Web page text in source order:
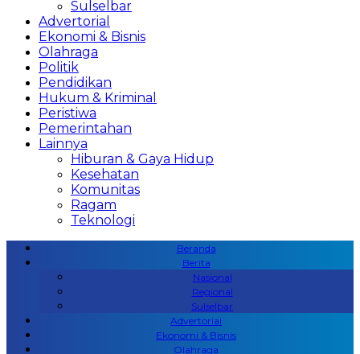
Sulselbar
Advertorial
Ekonomi & Bisnis
Olahraga
Politik
Pendidikan
Hukum & Kriminal
Peristiwa
Pemerintahan
Lainnya
Hiburan & Gaya Hidup
Kesehatan
Komunitas
Ragam
Teknologi
Beranda
Berita
Nasional
Regional
Sulselbar
Advertorial
Ekonomi & Bisnis
Olahraga